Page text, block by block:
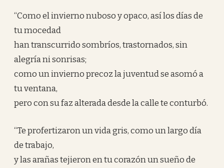
“Como el invierno nuboso y opaco, así los días de
tu mocedad
han transcurrido sombríos, trastornados, sin
alegría ni sonrisas;
como un invierno precoz la juventud se asomó a
tu ventana,
pero con su faz alterada desde la calle te conturbó.
“Te profertizaron un vida gris, como un largo día
de trabajo,
y las arañas tejieron en tu corazón un sueño de